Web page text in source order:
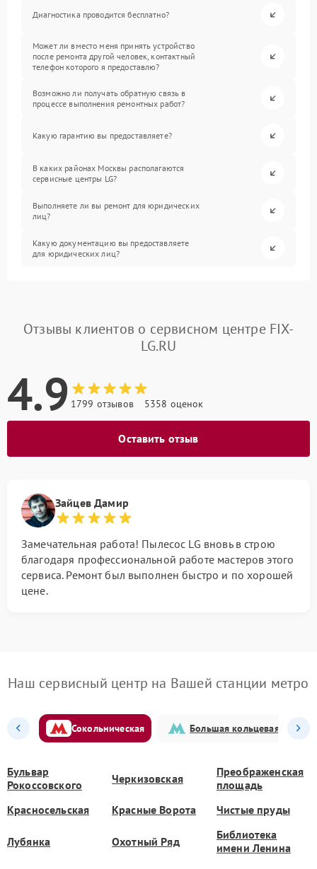
Диагностика проводится бесплатно?
Может ли вместо меня принять устройство
после ремонта другой человек, контактный
телефон которого я предоставлю?
Возможно ли получать обратную связь в
процессе выполнения ремонтных работ?
Какую гарантию вы предоставляете?
В каких районах Москвы располагаются
сервисные центры LG?
Выполняете ли вы ремонт для юридических
лиц?
Какую документацию вы предоставляете
для юридических лиц?
Отзывы клиентов о сервисном центре FIX-
LG.RU
4.9 1799 отзывов 5358 оценок
Оставить отзыв
Зайцев Дамир
Замечательная работа! Пылесос LG вновь в строю
благодаря профессиональной работе мастеров этого
сервиса. Ремонт был выполнен быстро и по хорошей
цене.
Наш сервисный центр на Вашей станции метро
Сокольническая Большая кольцевая
Бульвар
Рокоссовского
Черкизовская
Преображенская
площадь
Красносельская
Красные Ворота Чистые пруды
Лубянка Охотный Ряд
Библиотека
имени Ленина